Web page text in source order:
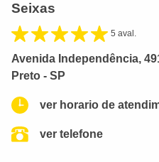
Seixas
5 aval.
Avenida Independência,
Preto - SP
ver horario de
ver telefone